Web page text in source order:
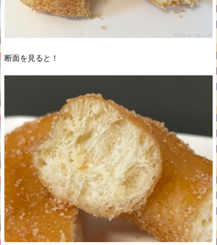
断面を見ると！